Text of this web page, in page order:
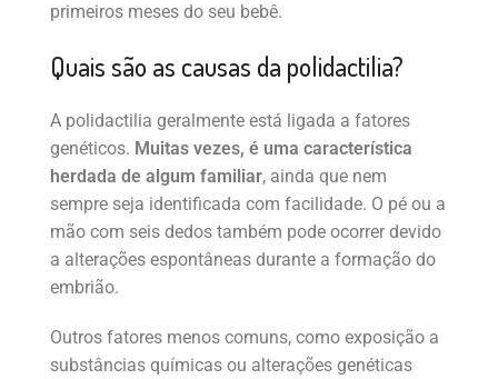
primeiros meses do seu bebê.
Quais são as causas da polidactilia?
A polidactilia geralmente está ligada a fatores
genéticos. Muitas vezes, é uma característica
herdada de algum familiar, ainda que nem
sempre seja identificada com facilidade. O pé ou a
mão com seis dedos também pode ocorrer devido
a alterações espontâneas durante a formação do
embrião.
Outros fatores menos comuns, como exposição a
substâncias químicas ou alterações genéticas